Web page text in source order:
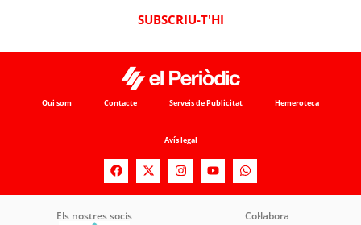
SUBSCRIU-T'HI
Qui som Contacte Serveis de Publicitat Hemeroteca
Avís legal
Els nostres socis Col·labora